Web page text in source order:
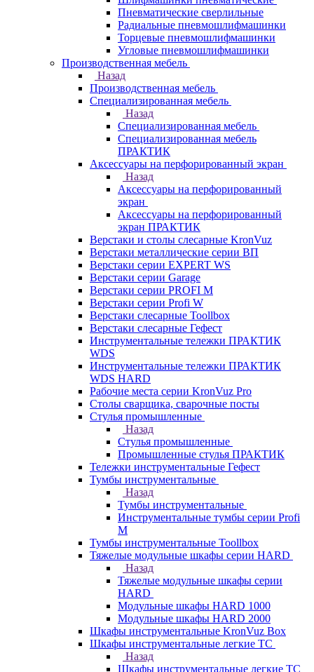
Пневматические сверлильные
Радиальные пневмошлифмашинки
Торцевые пневмошлифмашинки
Угловые пневмошлифмашинки
Производственная мебель
Назад
Производственная мебель
Cпециализированная мебель
Назад
Cпециализированная мебель
Специализированная мебель
ПРАКТИК
Аксессуары на перфорированный экран
Назад
Аксессуары на перфорированный
экран
Аксессуары на перфорированный
экран ПРАКТИК
Верстаки и столы слесарные KronVuz
Верстаки металлические серии ВП
Верстаки серии EXPERT WS
Верстаки серии Garage
Верстаки серии PROFI M
Верстаки серии Profi W
Верстаки слесарные Toollbox
Верстаки слесарные Гефест
Инструментальные тележки ПРАКТИК
WDS
Инструментальные тележки ПРАКТИК
WDS HARD
Рабочие места серии KronVuz Pro
Столы сварщика, сварочные посты
Стулья промышленные
Назад
Стулья промышленные
Промышленные стулья ПРАКТИК
Тележки инструментальные Гефест
Тумбы инструментальные
Назад
Тумбы инструментальные
Инструментальные тумбы серии Profi
M
Тумбы инструментальные Toollbox
Тяжелые модульные шкафы серии HARD
Назад
Тяжелые модульные шкафы серии
HARD
Модульные шкафы HARD 1000
Модульные шкафы HARD 2000
Шкафы инструментальные KronVuz Box
Шкафы инструментальные легкие ТС
Назад
Шкафы инструментальные легкие ТС